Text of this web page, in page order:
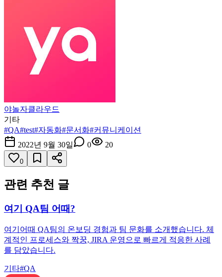
야놀자클라우드
기타
#QA#test#자동화#문서화#커뮤니케이션
2022년 9월 30일
0 20
0
관련 추천 글
여기 QA팀 어때?
여기어때 QA팀의 온보딩 경험과 팀 문화를 소개했습니다. 체
계적인 프로세스와 짝꿍, JIRA 운영으로 빠르게 적응한 사례
를 담았습니다.
기타#QA